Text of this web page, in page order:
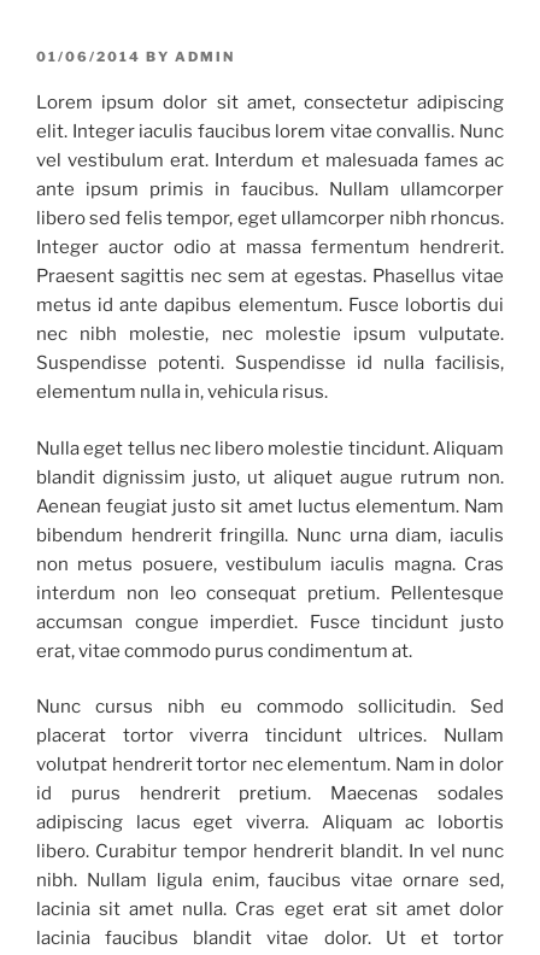
POSTED
01/06/2014 BY ADMIN
Lorem ipsum dolor sit amet, consectetur adipiscing
elit. Integer iaculis faucibus lorem vitae convallis. Nunc
vel vestibulum erat. Interdum et malesuada fames ac
ante ipsum primis in faucibus. Nullam ullamcorper
libero sed felis tempor, eget ullamcorper nibh rhoncus.
Integer auctor odio at massa fermentum hendrerit.
Praesent sagittis nec sem at egestas. Phasellus vitae
metus id ante dapibus elementum. Fusce lobortis dui
nec nibh molestie, nec molestie ipsum vulputate.
Suspendisse potenti. Suspendisse id nulla facilisis,
elementum nulla in, vehicula risus.
Nulla eget tellus nec libero molestie tincidunt. Aliquam
blandit dignissim justo, ut aliquet augue rutrum non.
Aenean feugiat justo sit amet luctus elementum. Nam
bibendum hendrerit fringilla. Nunc urna diam, iaculis
non metus posuere, vestibulum iaculis magna. Cras
interdum non leo consequat pretium. Pellentesque
accumsan congue imperdiet. Fusce tincidunt justo
erat, vitae commodo purus condimentum at.
Nunc cursus nibh eu commodo sollicitudin. Sed
placerat tortor viverra tincidunt ultrices. Nullam
volutpat hendrerit tortor nec elementum. Nam in dolor
id purus hendrerit pretium. Maecenas sodales
adipiscing lacus eget viverra. Aliquam ac lobortis
libero. Curabitur tempor hendrerit blandit. In vel nunc
nibh. Nullam ligula enim, faucibus vitae ornare sed,
lacinia sit amet nulla. Cras eget erat sit amet dolor
lacinia faucibus blandit vitae dolor. Ut et tortor